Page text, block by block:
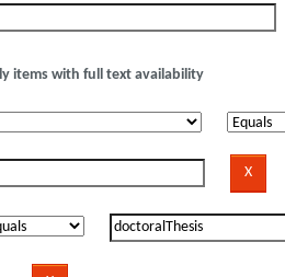
items with full text availability